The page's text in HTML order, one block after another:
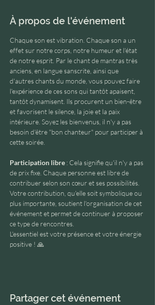
À propos de l'événement
Chaque son est vibration. Chaque son a un
effet sur notre corps, notre humeur et l'état
de notre esprit. Par le chant de mantras très
anciens, en langue sanscrite, ainsi que
d'autres chants du monde, vous pouvez faire
l'expérience de ces sons qui tantôt apaisent,
tantôt dynamisent. Ils procurent un bien-être
et favorisent le silence, la joie et la paix
intérieure. Soyez les bienvenus, il n'y a pas
besoin d'être "bon chanteur" pour participer à
cette soirée.
Participation libre : Cela signifie qu'il n'y a pas
de prix fixe. Chaque personne est libre de
contribuer selon son cœur et ses possibilités.
Votre contribution, qu'elle soit symbolique ou
plus importante, soutient l'organisation de cet
événement et permet de continuer à proposer
ce type de rencontres.
L'essentiel est votre présence et votre énergie
positive ! 🙏
Partager cet événement